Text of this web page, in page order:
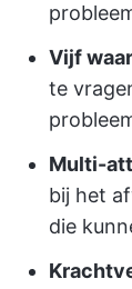
Vijf
te
Multi-
bij het
die